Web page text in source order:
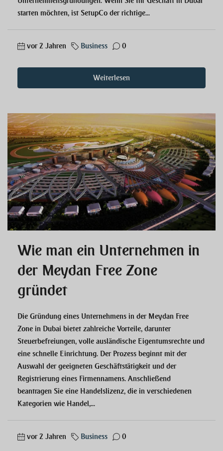
starten möchten, ist SetupCo der richtige...
vor 2 Jahren Business 0
Weiterlesen
Wie man ein Unternehmen in
der Meydan Free Zone
gründet
Die Gründung eines Unternehmens in der Meydan Free
Zone in Dubai bietet zahlreiche Vorteile, darunter
Steuerbefreiungen, volle ausländische Eigentumsrechte und
eine schnelle Einrichtung. Der Prozess beginnt mit der
Auswahl der geeigneten Geschäftstätigkeit und der
Registrierung eines Firmennamens. Anschließend
beantragen Sie eine Handelslizenz, die in verschiedenen
Kategorien wie Handel,...
vor 2 Jahren Business 0